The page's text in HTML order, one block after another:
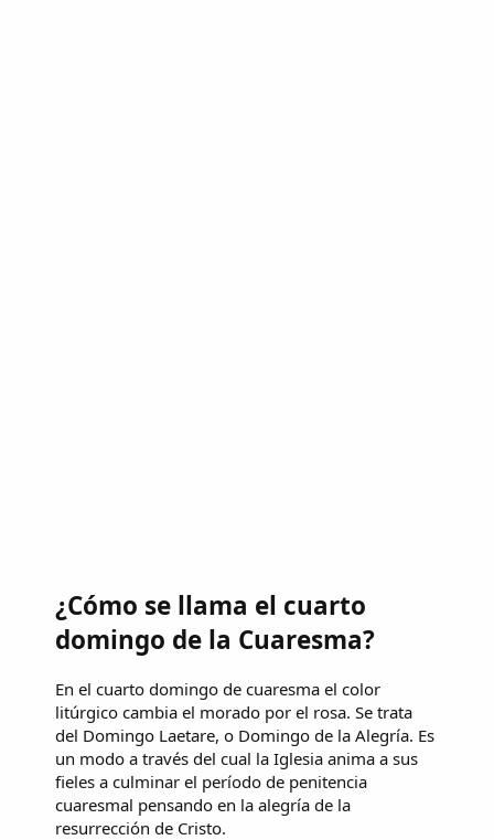
¿Cómo se llama el cuarto
domingo de la Cuaresma?
En el cuarto domingo de cuaresma el color
litúrgico cambia el morado por el rosa. Se trata
del Domingo Laetare, o Domingo de la Alegría. Es
un modo a través del cual la Iglesia anima a sus
fieles a culminar el período de penitencia
cuaresmal pensando en la alegría de la
resurrección de Cristo.